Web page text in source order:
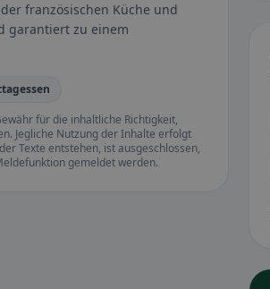
französischen Küche und
garantiert zu einem
für die inhaltliche Richtigkeit,
Jegliche Nutzung der Inhalte erfolgt
Texte entstehen, ist ausgeschlossen,
gemeldet werden.